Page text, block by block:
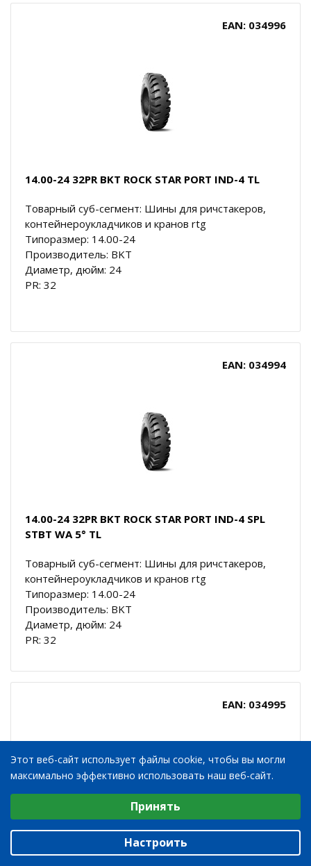
EAN: 034996
14.00-24 32PR BKT ROCK STAR PORT IND-4 TL
Товарный суб-сегмент: Шины для ричстакеров,
контейнероукладчиков и кранов rtg
Типоразмер: 14.00-24
Производитель: BKT
Диаметр, дюйм: 24
PR: 32
EAN: 034994
14.00-24 32PR BKT ROCK STAR PORT IND-4 SPL
STBT WA 5° TL
Товарный суб-сегмент: Шины для ричстакеров,
контейнероукладчиков и кранов rtg
Типоразмер: 14.00-24
Производитель: BKT
Диаметр, дюйм: 24
PR: 32
EAN: 034995
14.00-24 32PR BKT ROCK STAR IND-4 TT
Этот веб-сайт использует файлы cookie, чтобы вы могли
максимально эффективно использовать наш веб-сайт.
Выберите настройки cookie
Аналитические/Функциональные
Принять
Настроить